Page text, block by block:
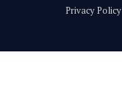
Privacy Policy